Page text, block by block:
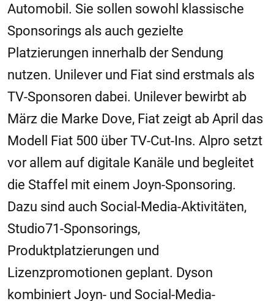
Automobil. Sie sollen sowohl klassische
Sponsorings als auch gezielte
Platzierungen innerhalb der Sendung
nutzen. Unilever und Fiat sind erstmals als
TV-Sponsoren dabei. Unilever bewirbt ab
März die Marke Dove, Fiat zeigt ab April das
Modell Fiat 500 über TV-Cut-Ins. Alpro setzt
vor allem auf digitale Kanäle und begleitet
die Staffel mit einem Joyn-Sponsoring.
Dazu sind auch Social-Media-Aktivitäten,
Studio71-Sponsorings,
Produktplatzierungen und
Lizenzpromotionen geplant. Dyson
kombiniert Joyn- und Social-Media-